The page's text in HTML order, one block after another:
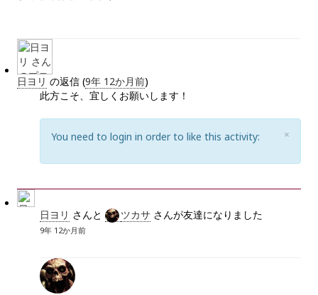
日ヨリ の返信 (9年 12か月前)
此方こそ、宜しくお願いします！
×
S
You need to login in order to like this activity:
日ヨリ さんと ツカサ さんが友達になりました
9年 12か月前